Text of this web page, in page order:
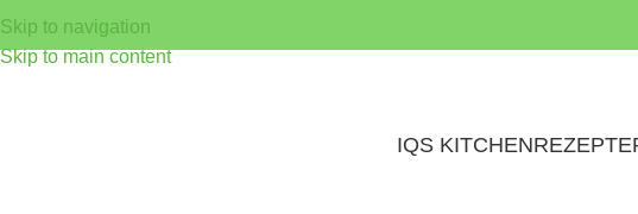
Skip to navigation
Skip to main content
IQS KITCHENREZEPTE